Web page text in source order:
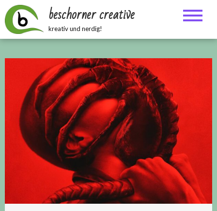
Zum
Inhalt
springen
beschorner creative
kreativ und nerdig!